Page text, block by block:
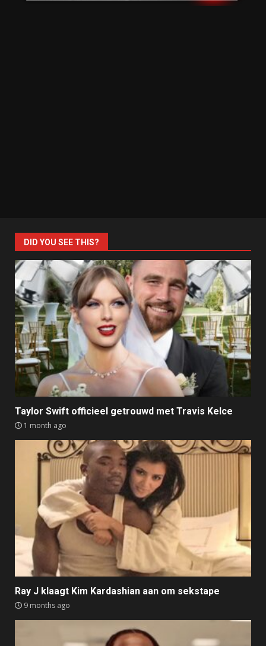
DID YOU SEE THIS?
Taylor Swift officieel getrouwd met Travis Kelce
1 month ago
Ray J klaagt Kim Kardashian aan om sekstape
9 months ago